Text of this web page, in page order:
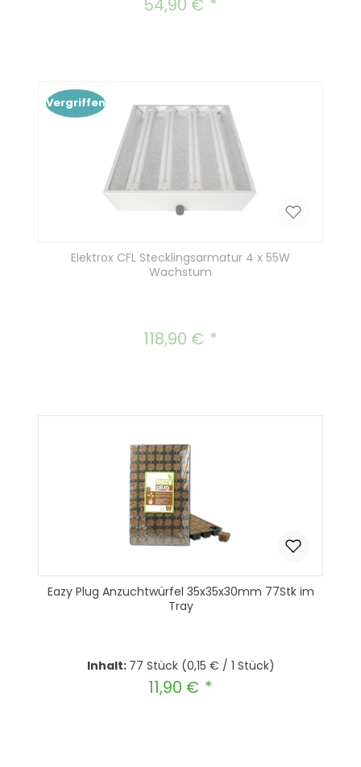
Regulärer Preis:
54,90 €
Vergriffen
Elektrox CFL Stecklingsarmatur 4 x 55W
Wachstum
Regulärer Preis:
118,90 €
Eazy Plug Anzuchtwürfel 35x35x30mm 77Stk im
Tray
Inhalt: 77 Stück (0,15 € / 1 Stück)
Regulärer Preis:
11,90 €